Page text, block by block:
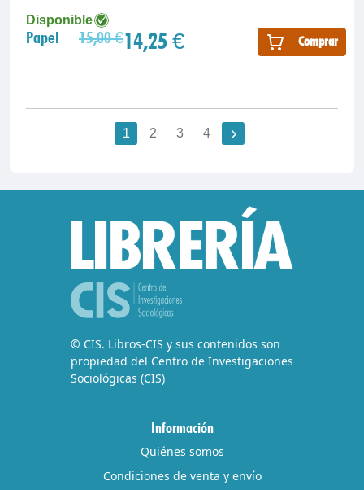
Disponible
Papel 15,00 €14,25 € Comprar
1 2 3 4
© CIS. Libros-CIS y sus contenidos son
propiedad del Centro de Investigaciones
Sociológicas (CIS)
Información
Quiénes somos
Condiciones de venta y envío